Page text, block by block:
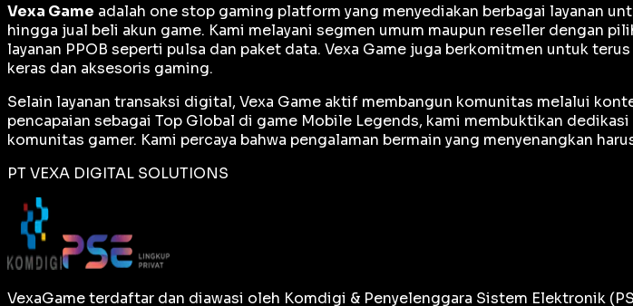
Vexa Game adalah one stop gaming platform yang menyediakan berbagai layanan
hingga jual beli akun game. Kami melayani segmen umum maupun reseller dengan
layanan PPOB seperti pulsa dan paket data. Vexa Game juga berkomitmen untuk
keras dan aksesoris gaming.
Selain layanan transaksi digital, Vexa Game aktif membangun komunitas melalui
pencapaian sebagai Top Global di game Mobile Legends, kami membuktikan
komunitas gamer. Kami percaya bahwa pengalaman bermain yang menyenangkan
PT VEXA DIGITAL SOLUTIONS
VexaGame terdaftar dan diawasi oleh Komdigi & Penyelenggara Sistem Elektronik